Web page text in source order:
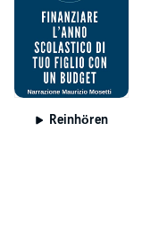
Reinhören